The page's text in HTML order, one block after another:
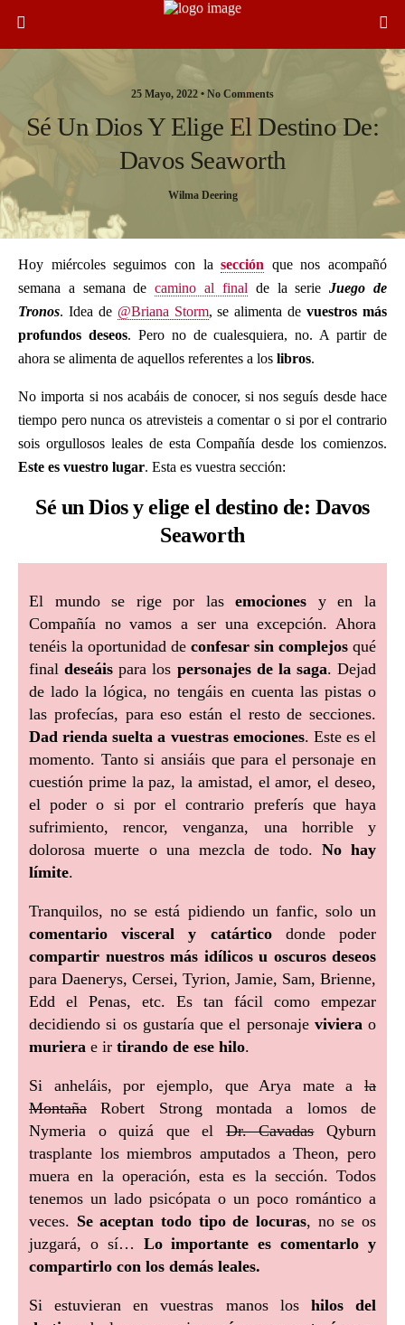
25 Mayo, 2022 • No Comments
Sé Un Dios Y Elige El Destino De:
Davos Seaworth
Wilma Deering
Hoy miércoles seguimos con lasección que nos acompañó
semana a semana decamino al final de la serieJuego de
Tronos. Idea de @Briana Storm, se alimenta devuestros más
profundos deseos. Pero no de cualesquiera, no. A partir de
ahora se alimenta de aquellos referentes a los libros.
No importa si nos acabáis de conocer, si nos seguís desde hace
tiempo pero nunca os atrevisteis a comentar o si por el contrario
sois orgullosos leales de esta Compañía desde los comienzos.
Este es vuestro lugar. Esta es vuestra sección:
Sé un Dios y elige el destino de: Davos
Seaworth
El mundo se rige por lasemociones y en la
Compañía no vamos a ser una excepción. Ahora
tenéis la oportunidad de confesar sin complejos qué
finaldeseáis para los personajes de la saga. Dejad
de lado la lógica, no tengáis en cuenta las pistas o
las profecías, para eso están el resto de secciones.
Dad rienda suelta a vuestras emociones. Este es el
momento. Tanto si ansiáis que para el personaje en
cuestión prime la paz, la amistad, el amor, el deseo,
el poder o si por el contrario preferís que haya
sufrimiento, rencor, venganza, una horrible y
dolorosa muerte o una mezcla de todo. No hay
límite.
Tranquilos, no se está pidiendo un fanfic, solo un
comentario visceral y catárticodonde poder
compartir nuestros más idílicos u oscuros deseos
para Daenerys, Cersei, Tyrion, Jamie, Sam, Brienne,
Edd el Penas, etc. Es tan fácil como empezar
decidiendo si os gustaría que el personaje vivierao
muriera e ir tirando de ese hilo.
Si anheláis, por ejemplo, que Arya mate a la
Montaña Robert Strong montada a lomos de
Nymeria o quizá que elDr. CavadasQyburn
trasplante los miembros amputados a Theon, pero
muera en la operación, esta es la sección. Todos
tenemos un lado psicópata o un poco romántico a
veces. Se aceptan todo tipo de locuras, no se os
juzgará, o sí… Lo importante es comentarlo y
compartirlo con los demás leales.
Si estuvieran en vuestras manos los hilos del